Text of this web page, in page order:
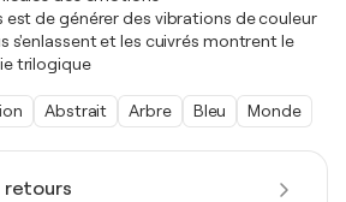
retours
est de générer des vibrations de couleur
s'enlassent et les cuivrés montrent le
trilogique
Abstrait Arbre Bleu Monde